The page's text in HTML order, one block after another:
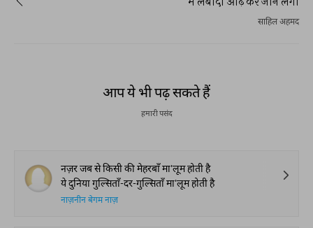
साहिल अहमद
आप ये भी पढ़ सकते हैं
हमारी पसंद
नज़र जब से किसी की मेहरबाँ मा'लूम होती है
ये दुनिया गुल्सिताँ-दर-गुल्सिताँ मा'लूम होती है
नाज़नीन बेगम नाज़